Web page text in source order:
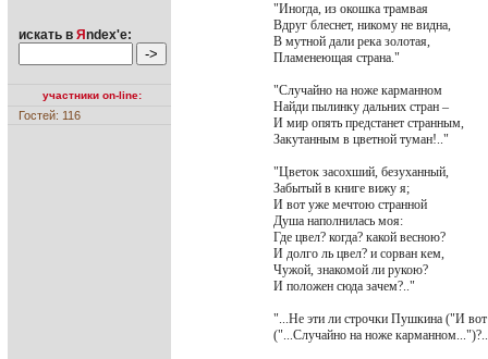
искать в Я ndex'е:
участники on-line:
Гостей: 116
"Иногда, из окошка трамвая
Вдруг блеснет, никому не видна,
В мутной дали река золотая,
Пламенеющая страна."
"Случайно на ноже карманном
Найди пылинку дальних стран –
И мир опять предстанет странным,
Закутанным в цветной туман!.."
"Цветок засохший, безуханный,
Забытый в книге вижу я;
И вот уже мечтою странной
Душа наполнилась моя:
Где цвел? когда? какой весною?
И долго ль цвел? и сорван кем,
Чужой, знакомой ли рукою?
И положен сюда зачем?.."
"...Не эти ли строчки Пушкина ("И
("...Случайно на ноже карманном...")?..